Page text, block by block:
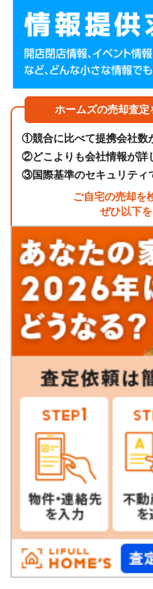
ホームズの売却査
①競合に比べて提携会社数
②どこよりも会社情報が詳
③国際基準のセキュリティ
ご自宅の売却を
ぜひ以下